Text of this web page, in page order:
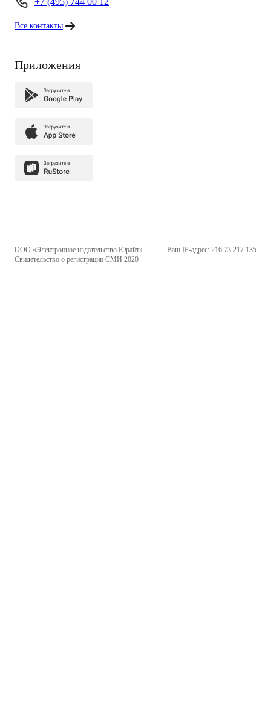
Все контакты
Приложения
ООО «Электронное издательство Юрайт»
Свидетельство о регистрации СМИ 2020
Ваш IP-адрес: 216.73.217.135